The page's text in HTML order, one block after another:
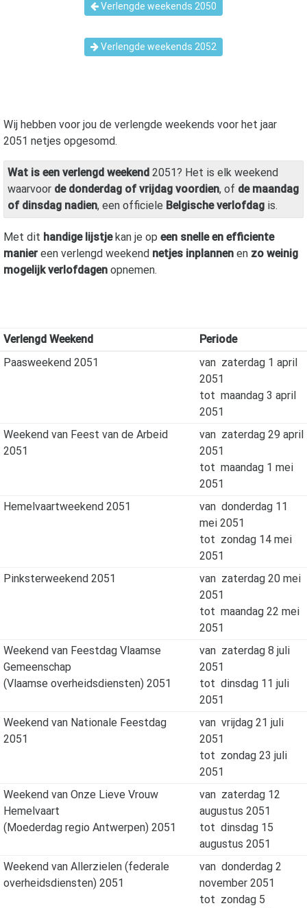
Verlengde weekends 2050
Verlengde weekends 2052
Wij hebben voor jou de verlengde weekends voor het jaar
2051 netjes opgesomd.
Wat is een verlengd weekend 2051? Het is elk weekend
waarvoor de donderdag of vrijdag voordien, of de maandag
of dinsdag nadien, een officiele Belgische verlofdag is.
Met dit handige lijstjekan je op een snelle en efficiente
maniereen verlengd weekend netjes inplannen en zo weinig
mogelijk verlofdagen opnemen.
Verlengd Weekend
Periode
Paasweekend 2051
van zaterdag 1 april
2051
tot maandag 3 april
2051
Weekend van Feest van de Arbeid
2051
van zaterdag 29 april
2051
tot maandag 1 mei
2051
Hemelvaartweekend 2051
van donderdag 11
mei 2051
tot zondag 14 mei
2051
Pinksterweekend 2051
van zaterdag 20 mei
2051
tot maandag 22 mei
2051
Weekend van Feestdag Vlaamse
Gemeenschap
(Vlaamse overheidsdiensten) 2051
van zaterdag 8 juli
2051
tot dinsdag 11 juli
2051
Weekend van Nationale Feestdag
2051
van vrijdag 21 juli
2051
tot zondag 23 juli
2051
Weekend van Onze Lieve Vrouw
Hemelvaart
(Moederdag regio Antwerpen) 2051
van zaterdag 12
augustus 2051
tot dinsdag 15
augustus 2051
Weekend van Allerzielen (federale
overheidsdiensten) 2051
van donderdag 2
november 2051
tot zondag 5